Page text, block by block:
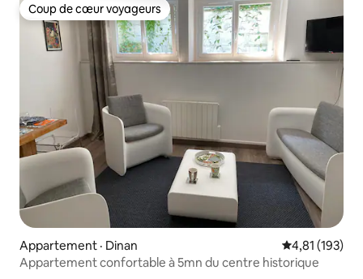
Coup de cœur voyageurs
Coup de cœur voyageurs
Appartement · Dinan Note
4,81 (193)
Appartement confortable à 5mn du centre historique